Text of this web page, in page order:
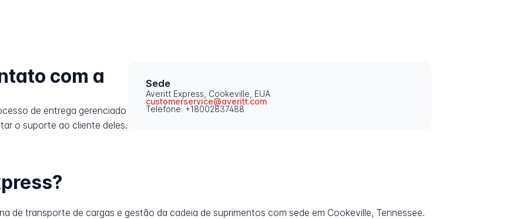
com a
de entrega gerenciado
o suporte ao cliente deles.
Sede
Averitt Express, Cookeville, EUA
customerservice@averitt.com
Telefone: +18002837488
de transporte de cargas e gestão da cadeia de suprimentos com sede em Cookeville, Tennessee.